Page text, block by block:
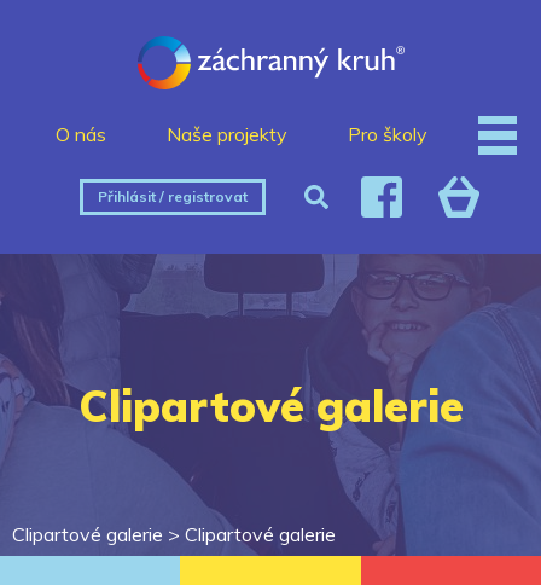
O nás Naše projekty Pro školy
Přihlásit / registrovat
Clipartové galerie
Clipartové galerie > Clipartové galerie